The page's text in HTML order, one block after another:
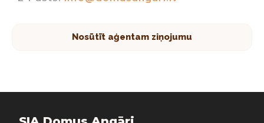
Nosūtīt aģentam ziņojumu